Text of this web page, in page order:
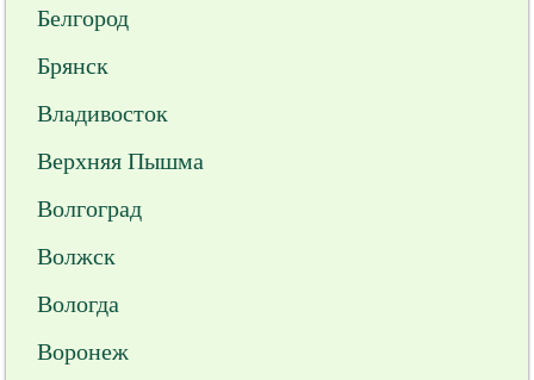
Белгород
Брянск
Владивосток
Верхняя Пышма
Волгоград
Волжск
Вологда
Воронеж